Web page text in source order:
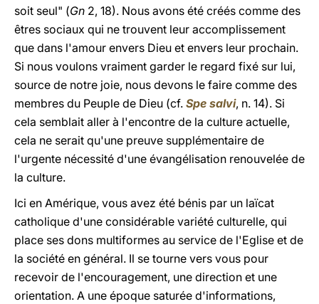
soit seul" (Gn 2, 18). Nous avons été créés comme des
êtres sociaux qui ne trouvent leur accomplissement
que dans l'amour envers Dieu et envers leur prochain.
Si nous voulons vraiment garder le regard fixé sur lui,
source de notre joie, nous devons le faire comme des
membres du Peuple de Dieu (cf. Spe salvi, n. 14). Si
cela semblait aller à l'encontre de la culture actuelle,
cela ne serait qu'une preuve supplémentaire de
l'urgente nécessité d'une évangélisation renouvelée de
la culture.
Ici en Amérique, vous avez été bénis par un laïcat
catholique d'une considérable variété culturelle, qui
place ses dons multiformes au service de l'Eglise et de
la société en général. Il se tourne vers vous pour
recevoir de l'encouragement, une direction et une
orientation. A une époque saturée d'informations,